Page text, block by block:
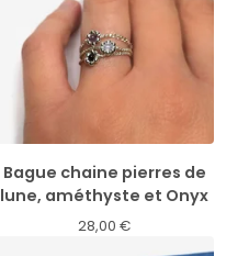
Bague chaine pierres de
lune, améthyste et Onyx
28,00 €